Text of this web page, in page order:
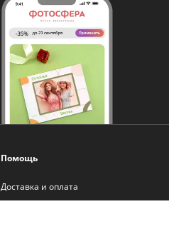
Помощь
Доставка и оплата